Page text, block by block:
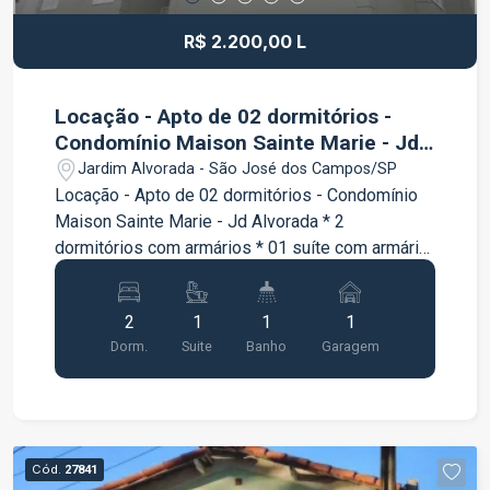
R$ 2.200,00 L
Locação - Apto de 02 dormitórios -
Condomínio Maison Sainte Marie - Jd
Alvorada
Jardim Alvorada - São José dos Campos/SP
Locação - Apto de 02 dormitórios - Condomínio
Maison Sainte Marie - Jd Alvorada * 2
dormitórios com armários * 01 suíte com armário
e box blindex * 0 banheiro social com armário, *
01 vaga * Sala de estar e jantar * Cozinha
planejada * Área de serviço * Sacada Condomínio
Elevador Salão de festas Portão eletrônico
2
Dorm.
1
Suite
1
Banho
1
Garagem
Cód. 27841